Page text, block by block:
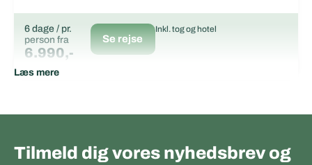
6 dage / pr.
person fra
6.990,-
Se rejse
Inkl. tog og hotel
Læs mere
Tilmeld dig vores nyhedsbrev og